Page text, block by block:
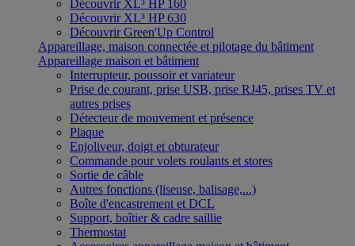
Découvrir XL³ HP 160
Découvrir XL³ HP 630
Découvrir Green'Up Control
Appareillage, maison connectée et pilotage du bâtiment
Appareillage maison et bâtiment
Interrupteur, poussoir et variateur
Prise de courant, prise USB, prise RJ45, prises TV et
autres prises
Détecteur de mouvement et présence
Plaque
Enjoliveur, doigt et obturateur
Commande pour volets roulants et stores
Sortie de câble
Autres fonctions (liseuse, balisage,...)
Boîte d'encastrement et DCL
Support, boîtier & cadre saillie
Thermostat